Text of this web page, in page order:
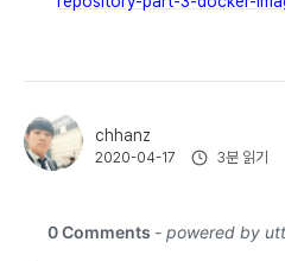
chhanz
2020-04-17 3분 읽기